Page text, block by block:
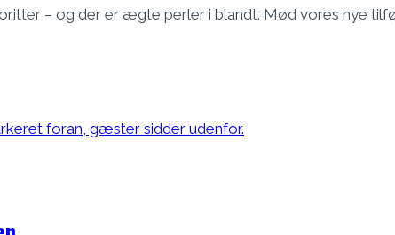
– og der er ægte perler i blandt. Mød vores nye